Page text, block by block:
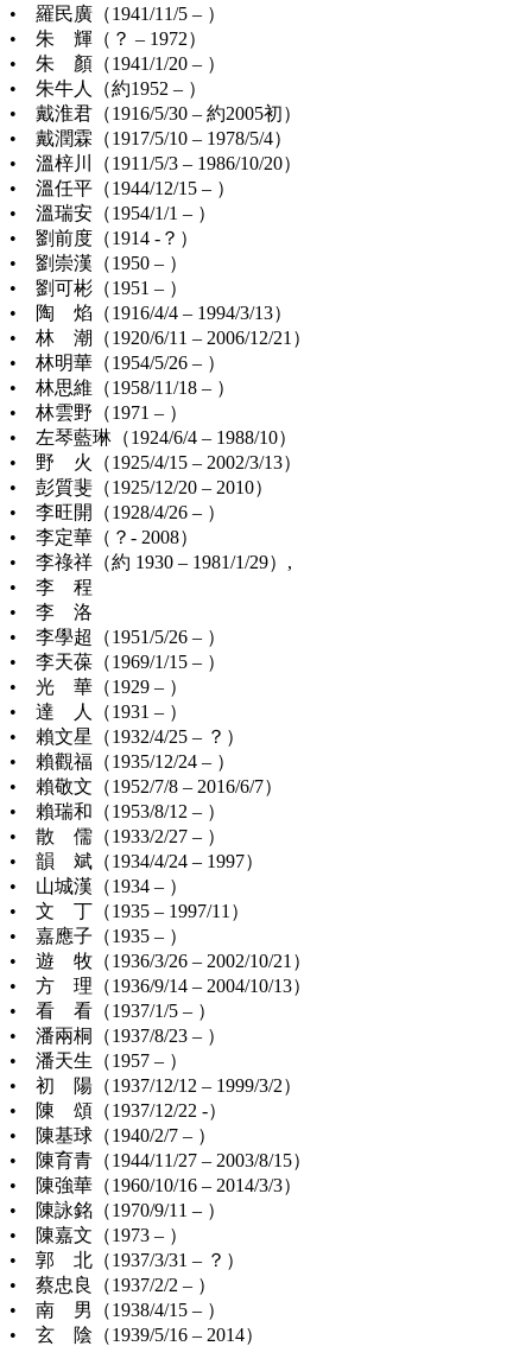
• 羅民廣（1941/11/5 – ）
• 朱 輝（？ – 1972）
• 朱 顏（1941/1/20 – ）
• 朱牛人（約1952 – ）
• 戴淮君（1916/5/30 – 約2005初）
• 戴潤霖（1917/5/10 – 1978/5/4）
• 溫梓川（1911/5/3 – 1986/10/20）
• 溫任平（1944/12/15 – ）
• 溫瑞安（1954/1/1 – ）
• 劉前度（1914 -？）
• 劉崇漢（1950 – ）
• 劉可彬（1951 – ）
• 陶 焰（1916/4/4 – 1994/3/13）
• 林 潮（1920/6/11 – 2006/12/21）
• 林明華（1954/5/26 – ）
• 林思維（1958/11/18 – ）
• 林雲野（1971 – ）
• 左琴藍琳（1924/6/4 – 1988/10）
• 野 火（1925/4/15 – 2002/3/13）
• 彭質斐（1925/12/20 – 2010）
• 李旺開（1928/4/26 – ）
• 李定華（？- 2008）
• 李祿祥（約 1930 – 1981/1/29）,
• 李 程
• 李 洛
• 李學超（1951/5/26 – ）
• 李天葆（1969/1/15 – ）
• 光 華（1929 – ）
• 達 人（1931 – ）
• 賴文星（1932/4/25 – ？）
• 賴觀福（1935/12/24 – ）
• 賴敬文（1952/7/8 – 2016/6/7）
• 賴瑞和（1953/8/12 – ）
• 散 儒（1933/2/27 – ）
• 韻 斌（1934/4/24 – 1997）
• 山城漢（1934 – ）
• 文 丁（1935 – 1997/11）
• 嘉應子（1935 – ）
• 遊 牧（1936/3/26 – 2002/10/21）
• 方 理（1936/9/14 – 2004/10/13）
• 看 看（1937/1/5 – ）
• 潘兩桐（1937/8/23 – ）
• 潘天生（1957 – ）
• 初 陽（1937/12/12 – 1999/3/2）
• 陳 頌（1937/12/22 -）
• 陳基球（1940/2/7 – ）
• 陳育青（1944/11/27 – 2003/8/15）
• 陳強華（1960/10/16 – 2014/3/3）
• 陳詠銘（1970/9/11 – ）
• 陳嘉文（1973 – ）
• 郭 北（1937/3/31 – ？）
• 蔡忠良（1937/2/2 – ）
• 南 男（1938/4/15 – ）
• 玄 陰（1939/5/16 – 2014）